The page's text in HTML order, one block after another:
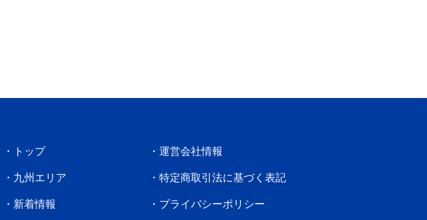
トップ
九州エリア
新着情報
運営会社情報
特定商取引法に基づく表記
プライバシーポリシー